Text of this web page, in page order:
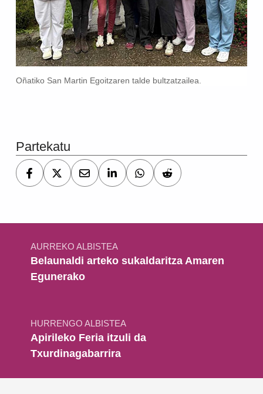
Oñatiko San Martin Egoitzaren talde bultzatzailea.
Partekatu
Bidalketetan zehar nabigatu
AURREKO ALBISTEA
Belaunaldi arteko sukaldaritza Amaren
Egunerako
HURRENGO ALBISTEA
Apirileko Feria itzuli da
Txurdinagabarrira